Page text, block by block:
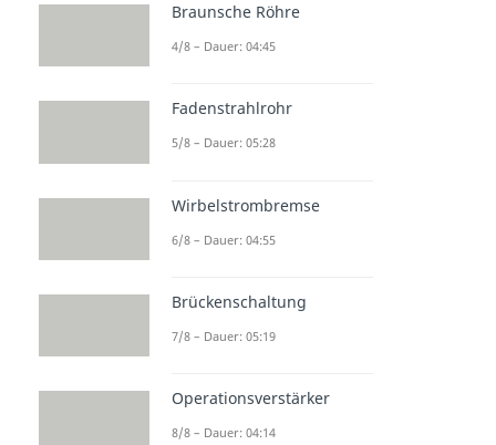
Braunsche Röhre
4/8 – Dauer: 04:45
Fadenstrahlrohr
5/8 – Dauer: 05:28
Wirbelstrombremse
6/8 – Dauer: 04:55
Brückenschaltung
7/8 – Dauer: 05:19
Operationsverstärker
8/8 – Dauer: 04:14